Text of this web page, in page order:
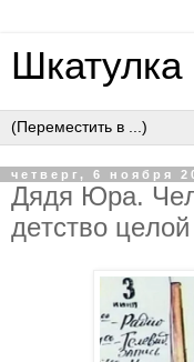
Шкатулка
четверг, 6 ноября
Дядя Юpa.
дeтcтвo